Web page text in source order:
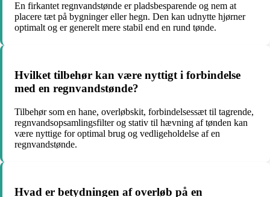
En firkantet regnvandstønde er pladsbesparende og nem at
placere tæt på bygninger eller hegn. Den kan udnytte hjørner
optimalt og er generelt mere stabil end en rund tønde.
Hvilket tilbehør kan være nyttigt i forbindelse
med en regnvandstønde?
Tilbehør som en hane, overløbskit, forbindelsessæt til tagrende,
regnvandsopsamlingsfilter og stativ til hævning af tønden kan
være nyttige for optimal brug og vedligeholdelse af en
regnvandstønde.
Hvad er betydningen af overløb på en